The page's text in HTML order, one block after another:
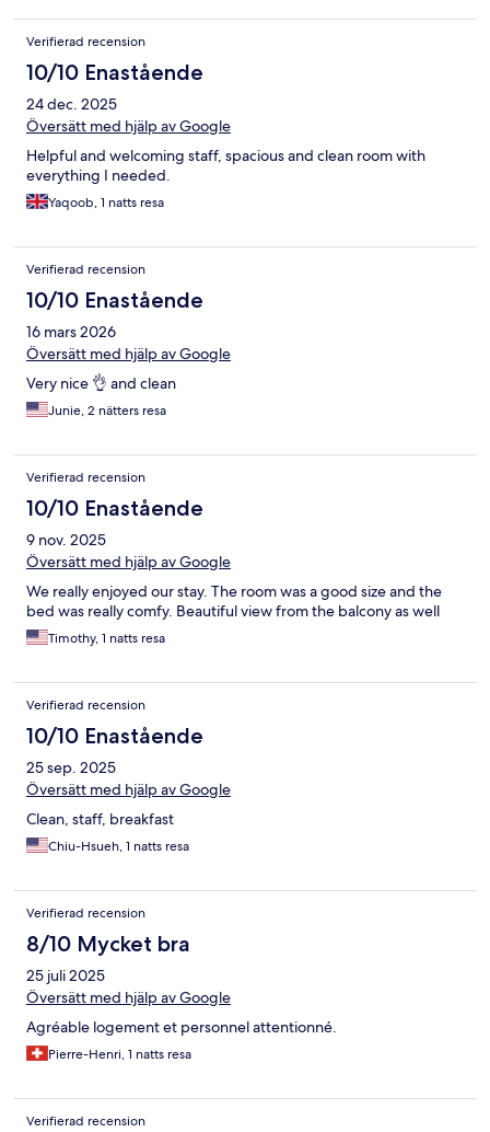
Verifierad recension
10/10 Enastående
24 dec. 2025
Översätt med hjälp av Google
Helpful and welcoming staff, spacious and clean room with
everything I needed.
Yaqoob, 1 natts resa
Verifierad recension
10/10 Enastående
16 mars 2026
Översätt med hjälp av Google
Very nice 👌 and clean
Junie, 2 nätters resa
Verifierad recension
10/10 Enastående
9 nov. 2025
Översätt med hjälp av Google
We really enjoyed our stay. The room was a good size and the
bed was really comfy. Beautiful view from the balcony as well
Timothy, 1 natts resa
Verifierad recension
10/10 Enastående
25 sep. 2025
Översätt med hjälp av Google
Clean, staff, breakfast
Chiu-Hsueh, 1 natts resa
Verifierad recension
8/10 Mycket bra
25 juli 2025
Översätt med hjälp av Google
Agréable logement et personnel attentionné.
Pierre-Henri, 1 natts resa
Verifierad recension